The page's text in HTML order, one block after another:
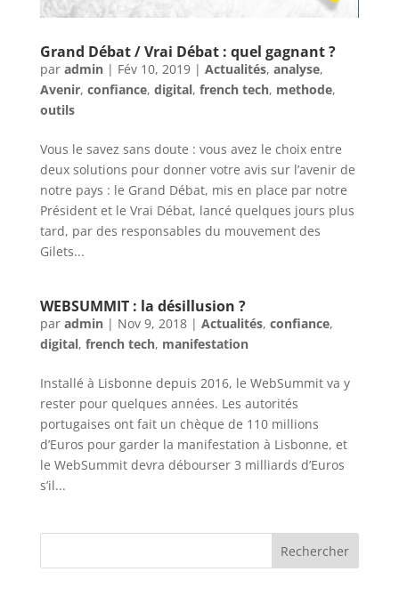
Grand Débat / Vrai Débat : quel gagnant ?
par admin| Fév 10, 2019| Actualités, analyse,
Avenir, confiance, digital, french tech, methode,
outils
Vous le savez sans doute : vous avez le choix entre
deux solutions pour donner votre avis sur l’avenir de
notre pays : le Grand Débat, mis en place par notre
Président et le Vrai Débat, lancé quelques jours plus
tard, par des responsables du mouvement des
Gilets...
WEBSUMMIT : la désillusion ?
par admin| Nov 9, 2018| Actualités, confiance,
digital, french tech, manifestation
Installé à Lisbonne depuis 2016, le WebSummit va y
rester pour quelques années. Les autorités
portugaises ont fait un chèque de 110 millions
d’Euros pour garder la manifestation à Lisbonne, et
le WebSummit devra débourser 3 milliards d’Euros
s’il...
Rechercher